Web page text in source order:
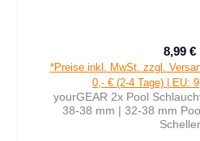
8,99 €
*Preise inkl. MwSt. zzgl.
0,- € (2-4 Tage) | EU:
yourGEAR 2x Pool
38-38 mm | 32-38 mm